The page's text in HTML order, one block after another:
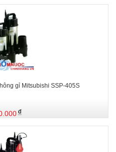
gỉ Mitsubishi SSP-405S